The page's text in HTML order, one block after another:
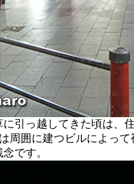
引っ越してきた頃は、
周囲に建つビルによっ
です。